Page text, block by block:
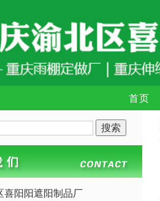
首页
喜阳阳遮阳制品厂